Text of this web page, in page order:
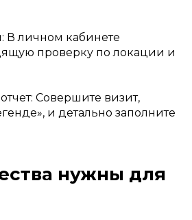
В личном кабинете
проверку по локации и
Совершите визит,
и детально заполните
нужны для